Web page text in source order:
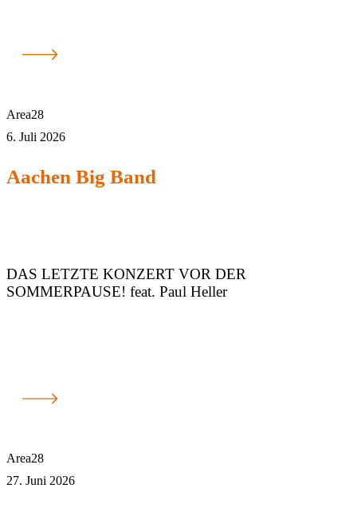
Area28
6. Juli 2026
Aachen Big Band
DAS LETZTE KONZERT VOR DER
SOMMERPAUSE! feat. Paul Heller
Area28
27. Juni 2026